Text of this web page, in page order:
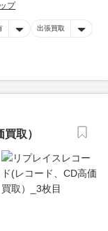
プ
出張買取
取）